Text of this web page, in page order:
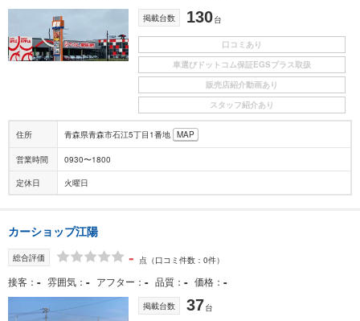
掲載台数 130台
口コミあり
車選びドットコム保証EGSプラス取扱
販売店紹介動画あり
スタッフ紹介あり
住所 青森県青森市石江5丁目1番地 MAP
営業時間 0930〜1800
定休日 火曜日
カーショップ江陽
総合評価 - 点 （口コミ件数：0件）
接客 - 雰囲気 - アフター - 品質 - 価格 -
掲載台数 37台